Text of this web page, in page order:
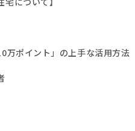
万ポイント」の上手な活用方法